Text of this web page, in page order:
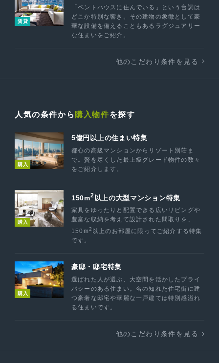
賃貸
「ペントハウスに住んでいる」という台詞は
どこか特別な響き。その建物の象徴として豪
華な設備を備えることもあるラグジュアリー
な住まいをご紹介。
他のこだわり条件を見る
人気の条件から 購入物件を探す
購入
5億円以上の住まい特集
都心の高級マンションからリゾート別荘ま
で。贅を尽くした最上級グレード物件の数々
をご紹介します。
購入
150m2 以上の大型マンション特集
家具をゆったりと配置できる広いリビングや
豊富な収納を考えて設計された間取りを、
150m2 以上のお部屋に限ってご紹介する特集
です。
購入
豪邸・邸宅特集
選ばれた人が選ぶ、大空間を活かしたプライ
バシーのある住まい。名の知れた住宅街に建
つ豪奢な邸宅や華麗な一戸建ては特別感溢れ
る住まいです。
他のこだわり条件を見る